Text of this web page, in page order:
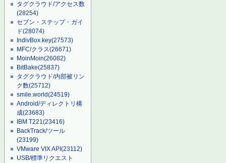
タグクラウド/アクセス数
(28254)
セブン・ステップ・ガイ
ド(28074)
IndivBox.key(27573)
MFC/クラス(26671)
MoinMoin(26082)
BitBake(25837)
タグクラウド/内部被リン
ク数(25712)
smile.world(24519)
Android/ディレクトリ構
成(23683)
IBM T221(23416)
BackTrack/ツール
(23199)
VMware VIX API(23112)
USB/標準リクエスト